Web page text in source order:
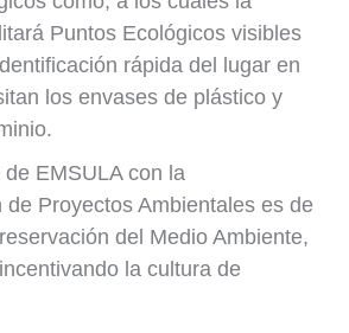
Puntos Ecológicos visibles
rápida del lugar en
los envases de plástico y
EMSULA con la
de Proyectos Ambientales es de
del Medio Ambiente,
la cultura de